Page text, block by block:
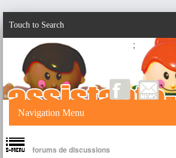
Touch to Search
;
Navigation Menu
forums de discussions